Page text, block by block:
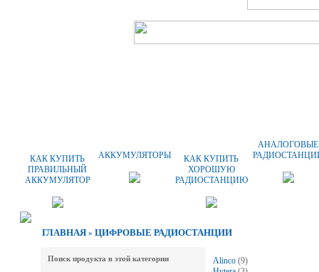
КАК КУПИТЬ
ПРАВИЛЬНЫЙ
АККУМУЛЯТОР
АККУМУЛЯТОРЫ
КАК КУПИТЬ
ХОРОШУЮ
РАДИОСТАНЦИЮ
АНАЛОГОВЫЕ
ГЛАВНАЯ » ЦИФРОВЫЕ РАДИОСТАНЦИИ
Поиск продукта в этой категории Alinco (9)